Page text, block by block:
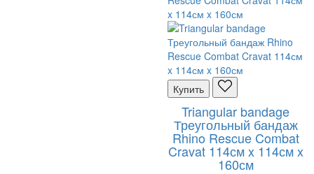
Купить
Triangular bandage
Треугольный бандаж
Rhino Rescue Combat
Cravat 114см x 114см x
160см